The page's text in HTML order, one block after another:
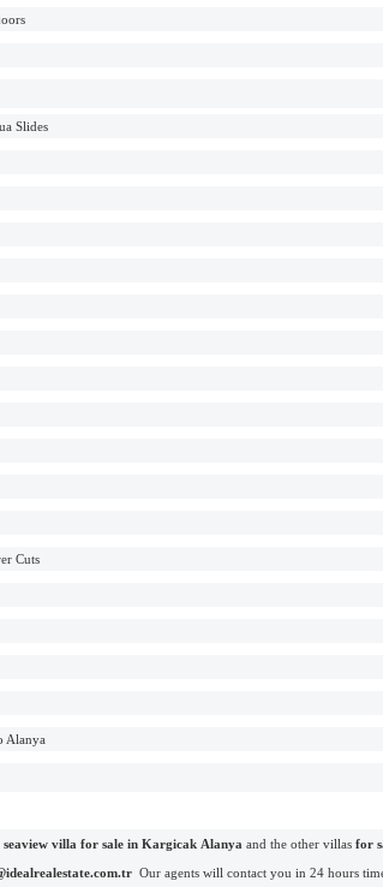
Slides
Cuts
Alanya
seaview villa for sale in Kargicak Alanya and the other villas for
Our agents will contact you in 24 hours